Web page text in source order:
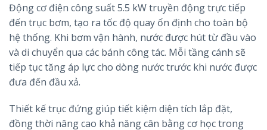
Động cơ điện công suất 5.5 kW truyền động trực tiếp
đến trục bơm, tạo ra tốc độ quay ổn định cho toàn bộ
hệ thống. Khi bơm vận hành, nước được hút từ đầu vào
và di chuyển qua các bánh công tác. Mỗi tầng cánh sẽ
tiếp tục tăng áp lực cho dòng nước trước khi nước được
đưa đến đầu xả.
Thiết kế trục đứng giúp tiết kiệm diện tích lắp đặt,
đồng thời nâng cao khả năng cân bằng cơ học trong